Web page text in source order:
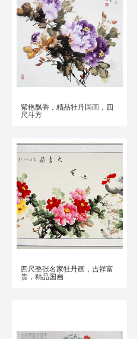
紫艳飘香，精品牡丹国画，四
尺斗方
四尺整张名家牡丹画，吉祥富
贵，精品国画